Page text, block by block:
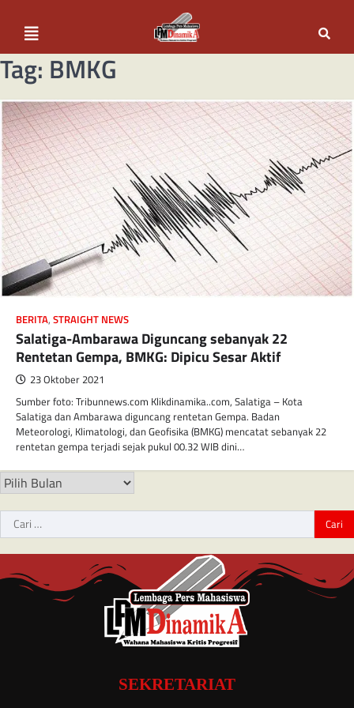
Tag: BMKG
BERITA, STRAIGHT NEWS
Salatiga-Ambarawa Diguncang sebanyak 22
Rentetan Gempa, BMKG: Dipicu Sesar Aktif
23 Oktober 2021
Sumber foto: Tribunnews.com Klikdinamika..com, Salatiga – Kota
Salatiga dan Ambarawa diguncang rentetan Gempa. Badan
Meteorologi, Klimatologi, dan Geofisika (BMKG) mencatat sebanyak 22
rentetan gempa terjadi sejak pukul 00.32 WIB dini…
SEKRETARIAT